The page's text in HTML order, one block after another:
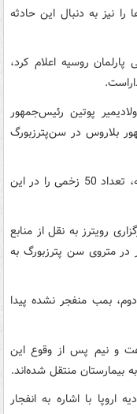
را نیز به دنبال این حادثه
روسیه اعلام کرد،
پوتین رئیس‌جمهور
بلاروس در سن‌پترزبورگ
فرماندار سن‌پترزبورگ در اظهاراتی در این رابطه، تعداد 50 زخمی را در این
رویترز به نقل از منابع
در متروی سن پترزبورگ به
بمب منفجر نشده پیدا
و نیم پس از وقوع این
با اشاره به انفجار